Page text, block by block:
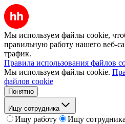
Мы используем файлы cookie,
правильную работу нашего веб-
трафик.
Правила использования файлов
Мы используем файлы cookie.
файлов cookie
Понятно
Ищу сотрудника
Ищу работу
Ищу сотрудника